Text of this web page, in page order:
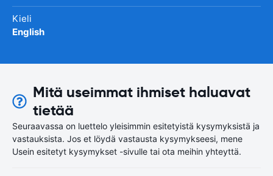
Kieli
English
Mitä useimmat ihmiset haluavat
tietää
Seuraavassa on luettelo yleisimmin esitetyistä kysymyksistä ja
vastauksista. Jos et löydä vastausta kysymykseesi, mene
Usein esitetyt kysymykset -sivulle tai ota meihin yhteyttä.